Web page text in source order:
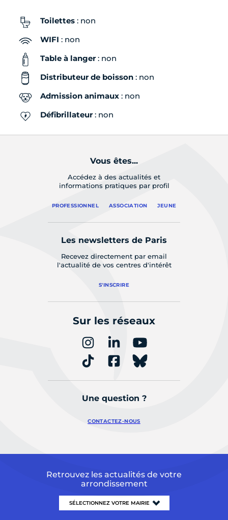
Toilettes : non
WIFI : non
Table à langer: non
Distributeur de boisson : non
Admission animaux : non
Défibrillateur: non
Vous êtes...
Accédez à des actualités et
informations pratiques par profil
PROFESSIONNEL ASSOCIATION JEUNE
Les newsletters de Paris
Recevez directement par email
l'actualité de vos centres d'intérêt
S'INSCRIRE
Sur les réseaux
Une question ?
CONTACTEZ-NOUS
Retrouvez les actualités de votre
arrondissement